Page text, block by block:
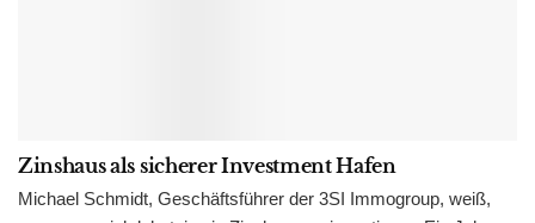
Zinshaus als sicherer Investment Hafen
Michael Schmidt, Geschäftsführer der 3SI Immogroup, weiß,